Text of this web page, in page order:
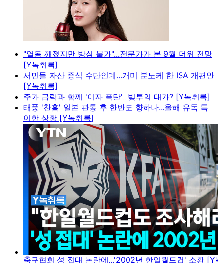
"열돔 깨졌지만 방심 불가"...전문가가 본 9월 더위 전망
[Y녹취록]
서민들 자산 증식 수단인데...개미 분노케 한 ISA 개편안
[Y녹취록]
주가 급락과 함께 '이자 폭탄'...빚투의 대가? [Y녹취록]
태풍 '찬홈' 일본 관통 후 한반도 향하나...올해 유독 특
이한 상황 [Y녹취록]
축구협회 성 접대 논란에...'2002년 한일월드컵' 소환 [Y